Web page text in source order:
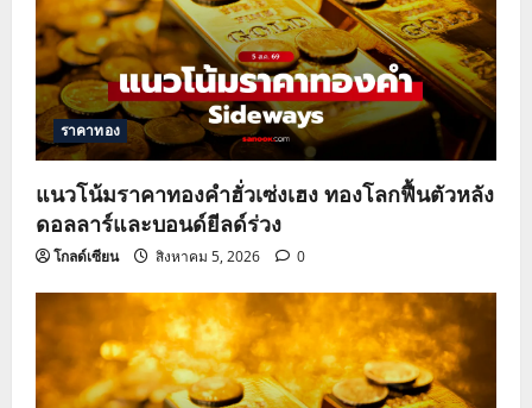
ราคาทอง
แนวโน้มราคาทองคำฮั่วเซ่งเฮง ทองโลกฟื้นตัวหลัง
ดอลลาร์และบอนด์ยีลด์ร่วง
โกลด์เซียน สิงหาคม 5, 2026 0